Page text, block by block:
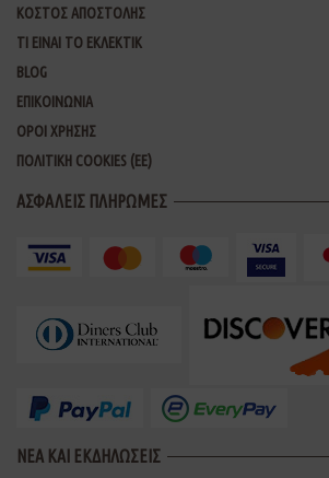
ΚΟΣΤΟΣ ΑΠΟΣΤΟΛΗΣ
ΤΙ ΕΙΝΑΙ ΤΟ ΕΚΛΕΚΤΙΚ
BLOG
ΕΠΙΚΟΙΝΩΝΙΑ
ΟΡΟΙ ΧΡΗΣΗΣ
ΠΟΛΙΤΙΚΗ COOKIES (ΕΕ)
ΑΣΦΑΛΕΙΣ ΠΛΗΡΩΜΕΣ
ΝΕΑ ΚΑΙ ΕΚΔΗΛΩΣΕΙΣ